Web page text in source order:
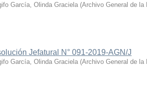
García, Olinda Graciela (Archivo General de la
Jefatural N° 091-2019-AGN/J
García, Olinda Graciela (Archivo General de la